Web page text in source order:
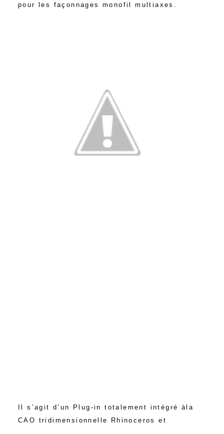
pour les façonnages monofil multiaxes
l s’agit d’un Plug-in totalement intégré à la
CAO tridimensionnelle Rhinoceros et